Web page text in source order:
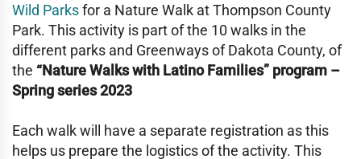
Wild Parksfor a Nature Walk at Thompson County
Park. This activity is part of the 10 walks in the
different parks and Greenways of Dakota County, of
the “Nature Walks with Latino Families” program –
Spring series 2023
Each walk will have a separate registration as this
helps us prepare the logistics of the activity. This